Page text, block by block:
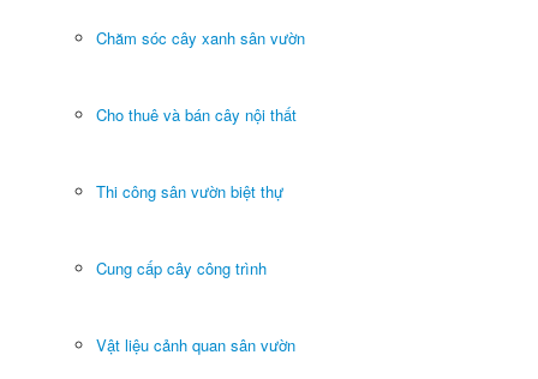
Chăm sóc cây xanh sân vườn
Cho thuê và bán cây nội thất
Thi công sân vườn biệt thự
Cung cấp cây công trình
Vật liệu cảnh quan sân vườn